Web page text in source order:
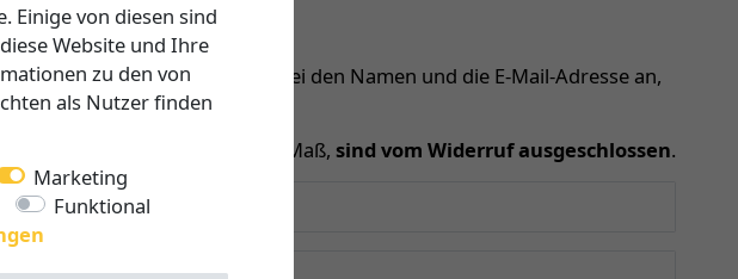
erklären. Bitte geben Sie dabei den Namen und die E-Mail-Adresse an,
und Sonnensegel nach Maß, sind vom Widerruf ausgeschlossen.
Einige von diesen sind
Website und Ihre
zu den von
als Nutzer finden
Marketing
Funktional